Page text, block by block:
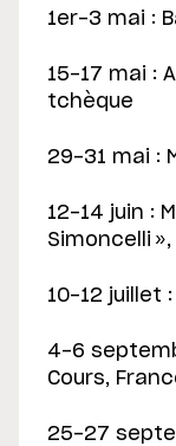
1er-3 mai :
15-17 mai :
tchèque
29-31 mai :
12-14 juin :
Simoncelli
10-12 juillet
4-6
Cours,
25-27